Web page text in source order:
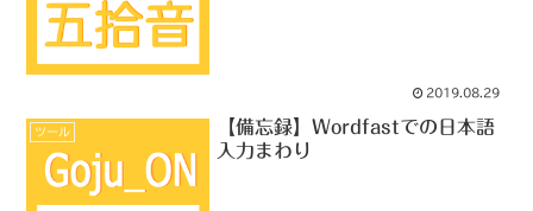
2019.08.29
ツール
【備忘録】Wordfastでの日本語
入力まわり